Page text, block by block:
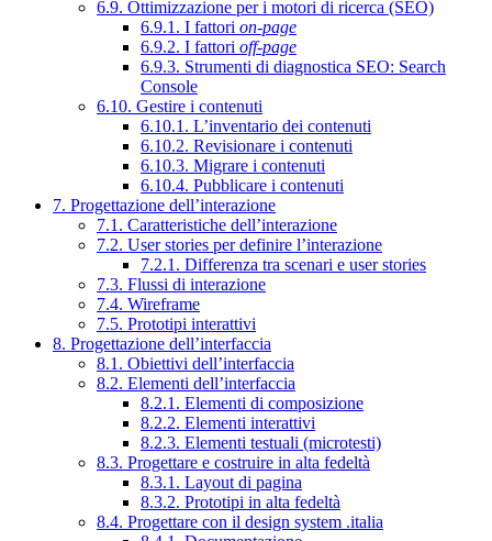
6.9. Ottimizzazione per i motori di ricerca (SEO)
6.9.1. I fattori on-page
6.9.2. I fattori off-page
6.9.3. Strumenti di diagnostica SEO: Search
Console
6.10. Gestire i contenuti
6.10.1. L’inventario dei contenuti
6.10.2. Revisionare i contenuti
6.10.3. Migrare i contenuti
6.10.4. Pubblicare i contenuti
7. Progettazione dell’interazione
7.1. Caratteristiche dell’interazione
7.2. User stories per definire l’interazione
7.2.1. Differenza tra scenari e user stories
7.3. Flussi di interazione
7.4. Wireframe
7.5. Prototipi interattivi
8. Progettazione dell’interfaccia
8.1. Obiettivi dell’interfaccia
8.2. Elementi dell’interfaccia
8.2.1. Elementi di composizione
8.2.2. Elementi interattivi
8.2.3. Elementi testuali (microtesti)
8.3. Progettare e costruire in alta fedeltà
8.3.1. Layout di pagina
8.3.2. Prototipi in alta fedeltà
8.4. Progettare con il design system .italia